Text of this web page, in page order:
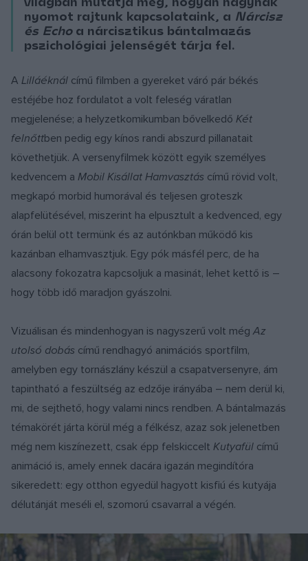
nyomot rajtunk kapcsolataink, a Nárcisz
és Echo a nárcisztikus bántalmazás
pszichológiai jelenségét tárja fel.
A Lilláéknál című filmben a gyereket váró pár békés
estéjébe hoz fordulatot a volt feleség váratlan
megjelenése; a helyzetkomikumban bővelkedő Két
felnőttben pedig egy kínos randi abszurd pillanatait
követhetjük. A versenyfilmek között egyik személyes
kedvencem a Mobil Kisállat Hamvasztás című rövid volt,
megkapó morbid humorával és teljesen groteszk
alapfelütésével, miszerint ha elpusztult a kedvenced, egy
órán belül ott termünk és az autónkban működő kis
kazánban elhamvasztjuk. Egy pók másfél perc, de ha
alacsony fokozatra kapcsoljuk a masinát, lehet kettő is –
hogy több idő maradjon gyászolni.
Vizuálisan és mindenhogyan is nagyszerű volt mégAz
utolsó dobás című rendhagyó animációs sportfilm,
amelyben egy tornászlány készül a csapatversenyre, ám
tapintható a feszültség az edzője irányába – nem derül ki,
mi, de sejthető, hogy valami nincs rendben. A bántalmazás
témakörét járta körül még a félkész, azaz sok jelenetben
még nem kiszínezett, csak épp felskiccelt Kutyafül című
animáció is, amely ennek dacára igazán megindítóra
sikeredett: egy otthon egyedül hagyott kisfiú és kutyája
délutánját meséli el, szomorú csavarral a végén.